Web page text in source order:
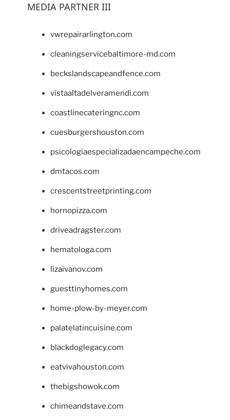
MEDIA PARTNER III
vwrepairarlington.com
cleaningservicebaltimore-md.com
beckslandscapeandfence.com
vistaaltadelveramendi.com
coastlinecateringnc.com
cuesburgershouston.com
psicologiaespecializadaencampeche.com
dmtacos.com
crescentstreetprinting.com
hornopizza.com
driveadragster.com
hematologa.com
lizaivanov.com
guesttinyhomes.com
home-plow-by-meyer.com
palatelatincuisine.com
blackdoglegacy.com
eatvivahouston.com
thebigshowok.com
chimeandstave.com